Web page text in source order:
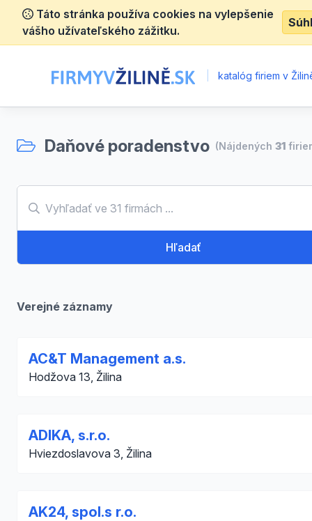
Táto stránka používa cookies na vylepšenie
vášho užívateľského zážitku.
katalóg firiem v
Daňové poradenstvo (Nájdených 31
Hľadať
Verejné záznamy
AC&T Management a.s.
Hodžova 13, Žilina
ADIKA, s.r.o.
Hviezdoslavova 3, Žilina
AK24, spol.s r.o.